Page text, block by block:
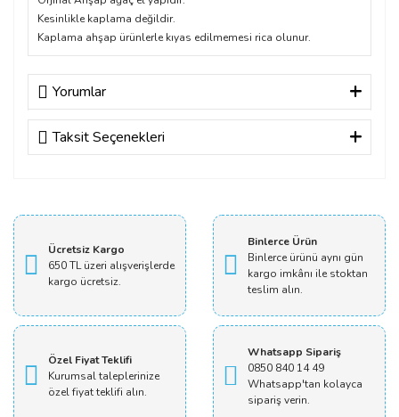
Kesinlikle kaplama değildir.
Kaplama ahşap ürünlerle kıyas edilmemesi rica olunur.
Yorumlar
Bu ürüne ilk yorumu siz yapın!
Taksit Seçenekleri
Ücretsiz Kargo
650 TL üzeri alışverişlerde
kargo ücretsiz.
Binlerce Ürün
Binlerce ürünü aynı gün
kargo imkânı ile stoktan
teslim alın.
Özel Fiyat Teklifi
Kurumsal taleplerinize
özel fiyat teklifi alın.
Whatsapp Sipariş
0850 840 14 49
Whatsapp'tan kolayca
sipariş verin.